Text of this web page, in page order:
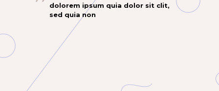
dolorem ipsum quia dolor sit clit,
sed quia non